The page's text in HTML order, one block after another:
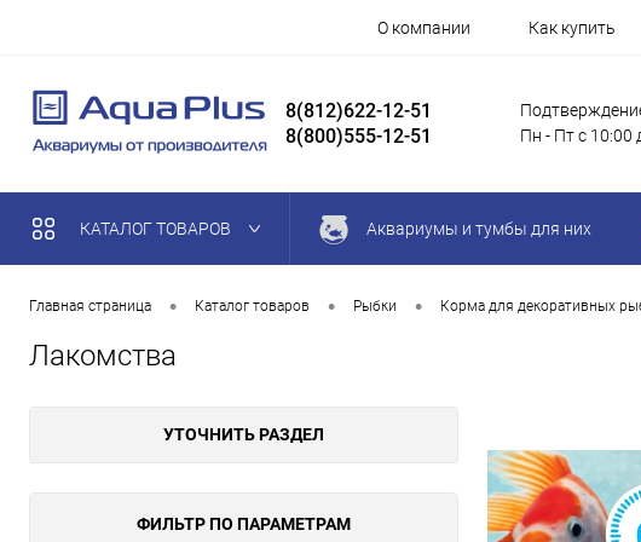
О компании Как купить
8(812)622-12-51
8(800)555-12-51
Пн - Пт с 10:00
КАТАЛОГ ТОВАРОВ Аквариумы и тумбы для них
Главная страница • Каталог товаров • Рыбки • Корма для декоративных
Лакомства
УТОЧНИТЬ РАЗДЕЛ
ФИЛЬТР ПО ПАРАМЕТРАМ